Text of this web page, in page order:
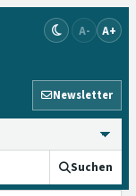
A- A+
Newsletter
Suchen